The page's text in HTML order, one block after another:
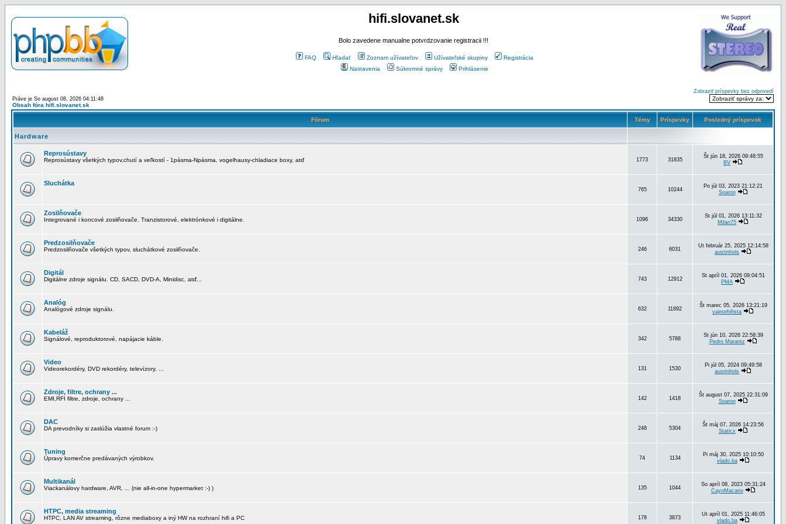
hifi.slovanet.sk
Bolo zavedene manualne potvrdzovanie registracii !!!
FAQ Hľadať Zoznam užívateľov Užívateľské skupiny
Registrácia
Nastavenia
Súkromné správy Prihlásenie
Práve je So august 08, 2026 04:11:48
Obsah fóra hifi.slovanet.sk
Zobraziť príspevky bez odpovedí
Fórum Témy Príspevky Posledný príspevok
Hardware
Reprosústavy
Reprosústavy všetkých typov,chutí a veľkostí - 1pásma-Npásma, vogelhausy-chladiace boxy, atď 1773 31835
Št jún 18, 2026 09:48:55
BV
Sluchátka
765 10244
Po júl 03, 2023 21:12:21
Soaron
Zosilňovače
Integrované i koncové zosilňovače. Tranzistorové, elektrónkové i digitálne. 1096 34330
St júl 01, 2026 13:11:32
Milan75
Predzosilňovače
Predzosilňovače všetkých typov, sluchátkové zosilňovače. 246 6031
Ut február 25, 2025 12:14:58
austinhols
Digitál
Digitálne zdroje signálu. CD, SACD, DVD-A, Minidisc, atď... 743 12912
St apríl 01, 2026 09:04:51
PMA
Analóg
Analógové zdroje signálu. 632 11892
Št marec 05, 2026 13:21:19
vajnorhifista
Kabeláž
Signálové, reproduktorové, napájacie káble. 342 5788
St jún 10, 2026 22:58:39
Pedro Marantz
Video
Videorekordéry, DVD rekordéry, televízory, ... 131 1530
Pi júl 05, 2024 09:49:58
austinhols
Zdroje, filtre, ochrany ...
EMI,RFI filtre, zdroje, ochrany ... 142 1418
Št august 07, 2025 22:31:09
Soaron
DAC
DA prevodníky si zaslúžia vlastné forum :-) 248 5304
Št máj 07, 2026 14:23:56
Staticx
Tuning
Úpravy komerčne predávaných výrobkov. 74 1134
Pi máj 30, 2025 10:10:50
vlado.ba
Multikanál
Viackanálovy hardware, AVR, ... (nie all-in-one hypermarket :-) ) 135 1044
So apríl 08, 2023 05:31:24
CayoMacario
HTPC, media streaming
HTPC, LAN AV streaming, rôzne mediaboxy a iný HW na rozhraní hifi a PC 178 3873
Ut apríl 01, 2025 11:46:05
vlado.ba